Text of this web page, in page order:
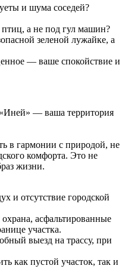
и шума соседей?
а не под гул машин?
зеленой лужайке, а
— ваше спокойствие и
— ваша территория
в гармонии с природой, не
комфорта. Это не
жизни.
и отсутствие городской
асфальтированные
участка.
выезд на трассу, при
как пустой участок, так и